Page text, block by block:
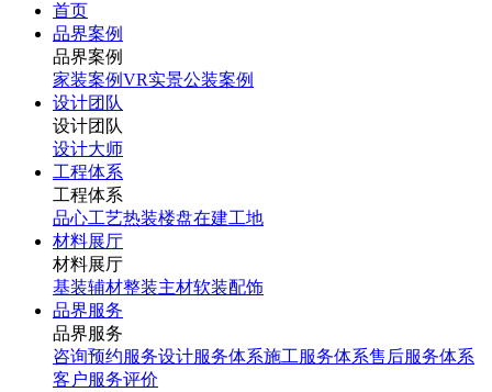
首页
品界案例
品界案例
家装案例VR实景公装案例
设计团队
设计团队
设计大师
工程体系
工程体系
品心工艺热装楼盘在建工地
材料展厅
材料展厅
基装辅材整装主材软装配饰
品界服务
品界服务
咨询预约服务设计服务体系施工服务体系售后服务体系
客户服务评价